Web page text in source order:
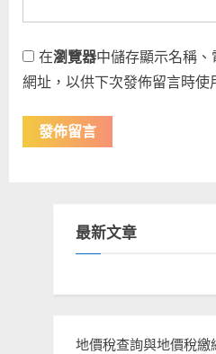
在瀏覽器中儲存顯示名稱
網址，以供下次發佈留言時使
最新文章
地價稅查詢與地價稅繳